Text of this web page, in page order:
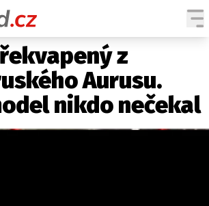
AUTA
TESTY AUT
NOVINKY
z
Aurusu.
nikdo nečekal